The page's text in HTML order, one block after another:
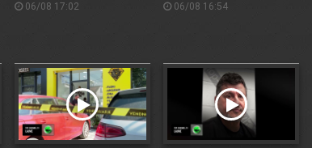
06/08 17:02 06/08 16:54